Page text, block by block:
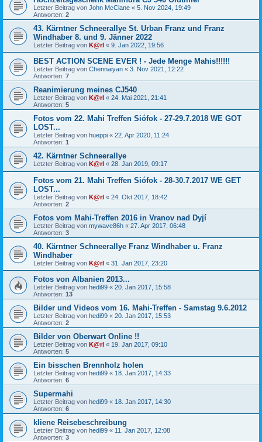
Letzter Beitrag von John McClane « 5. Nov 2024, 19:49
Antworten: 2
43. Kärntner Schneerallye St. Urban Franz und Franz
Windhaber 8. und 9. Jänner 2022
Letzter Beitrag von K@rl « 9. Jan 2022, 19:56
BEST ACTION SCENE EVER ! - Jede Menge Mahis!!!!!!
Letzter Beitrag von Chennaiyan « 3. Nov 2021, 12:22
Antworten: 7
Reanimierung meines CJ540
Letzter Beitrag von K@rl « 24. Mai 2021, 21:41
Antworten: 5
Fotos vom 22. Mahi Treffen Siófok - 27-29.7.2018 WE GOT
LOST...
Letzter Beitrag von hueppi « 22. Apr 2020, 11:24
Antworten: 1
42. Kärntner Schneerallye
Letzter Beitrag von K@rl « 28. Jan 2019, 09:17
Fotos vom 21. Mahi Treffen Siófok - 28-30.7.2017 WE GET
LOST...
Letzter Beitrag von K@rl « 24. Okt 2017, 18:42
Antworten: 2
Fotos vom Mahi-Treffen 2016 in Vranov nad Dyjí
Letzter Beitrag von mywave86h « 27. Apr 2017, 06:48
Antworten: 3
40. Kärntner Schneerallye Franz Windhaber u. Franz
Windhaber
Letzter Beitrag von K@rl « 31. Jan 2017, 23:20
Fotos von Albanien 2013...
Letzter Beitrag von hedi99 « 20. Jan 2017, 15:58
Antworten: 13
Bilder und Videos vom 16. Mahi-Treffen - Samstag 9.6.2012
Letzter Beitrag von hedi99 « 20. Jan 2017, 15:53
Antworten: 2
Bilder von Oberwart Online !!
Letzter Beitrag von K@rl « 19. Jan 2017, 09:10
Antworten: 5
Ein bisschen Brennholz holen
Letzter Beitrag von hedi99 « 18. Jan 2017, 14:33
Antworten: 6
Supermahi
Letzter Beitrag von hedi99 « 18. Jan 2017, 14:30
Antworten: 6
kliene Reisebeschreibung
Letzter Beitrag von hedi99 « 11. Jan 2017, 12:08
Antworten: 3